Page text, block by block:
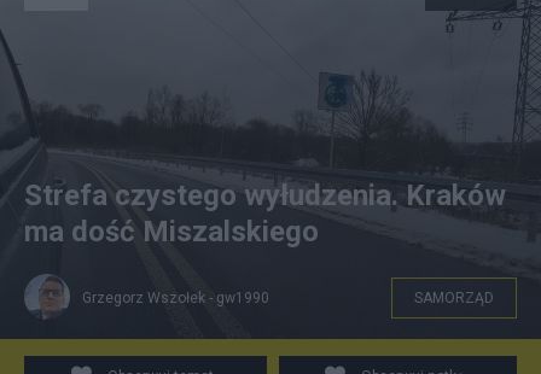
Strefa czystego wyłudzenia. Kraków
ma dość Miszalskiego
Grzegorz Wszołek - gw1990 SAMORZĄD